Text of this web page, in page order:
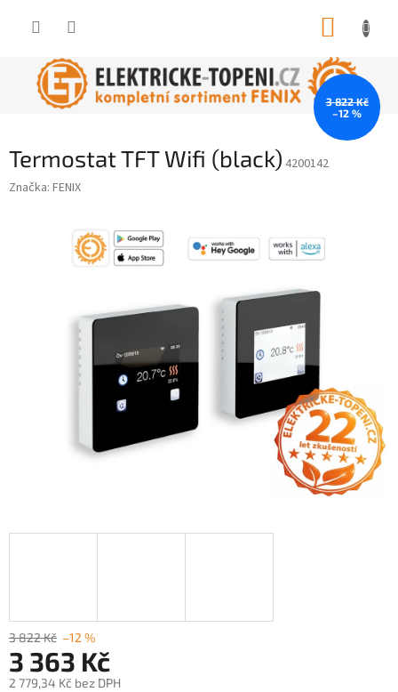
Termostat TFT Wifi (black) 4200142
Značka: FENIX
3 822 Kč
–12 %
3 822 Kč –12 %
3 363 Kč
2 779,34 Kč bez DPH